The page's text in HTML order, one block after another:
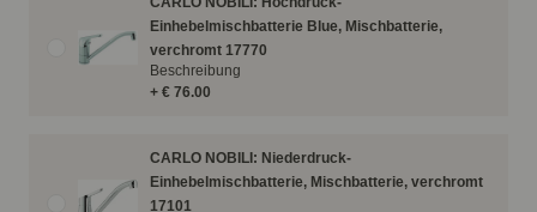
Einhebelmischbatterie Blue, Mischbatterie,
verchromt 17770
+ € 76.00
Beschreibung
CARLO NOBILI: Niederdruck-
Einhebelmischbatterie, Mischbatterie, verchromt
17101